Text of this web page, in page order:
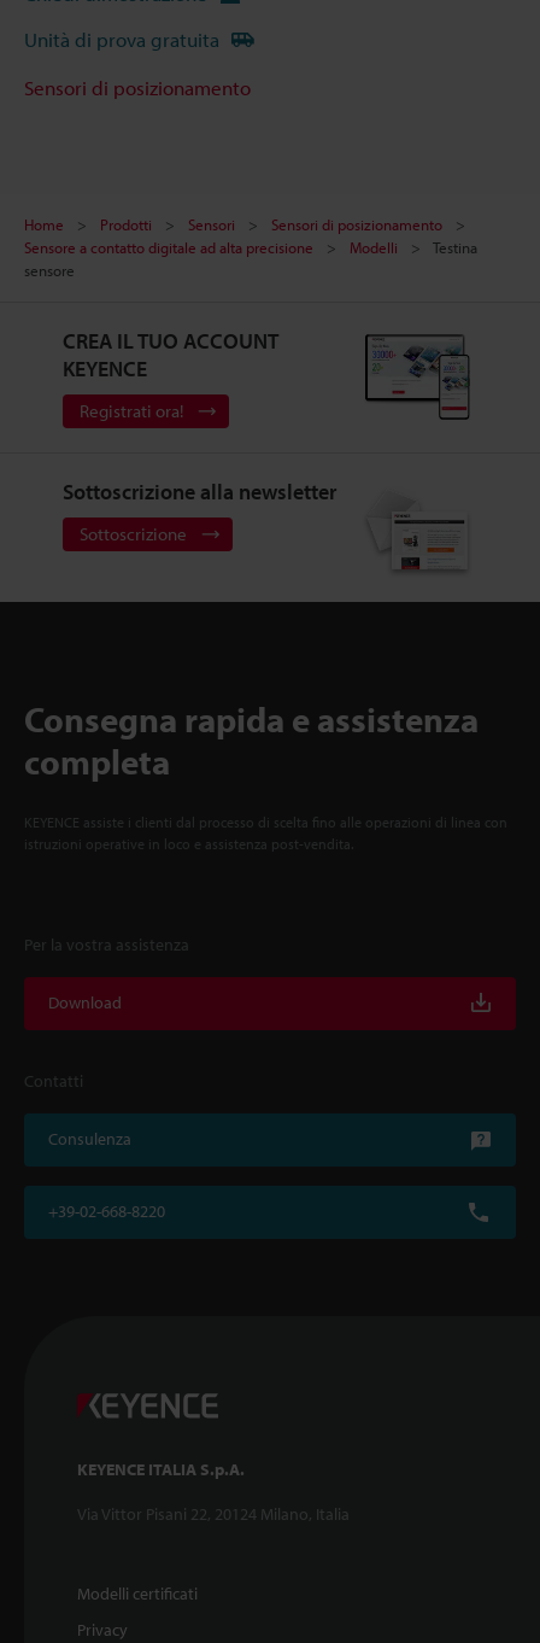
Unità di prova gratuita
Sensori di posizionamento
Home Prodotti Sensori
Sensori di posizionamento
Sensore a contatto digitale ad alta precisione
Modelli
Testina
sensore
CREA IL TUO ACCOUNT
KEYENCE
Registrati ora!
Sottoscrizione alla newsletter
Sottoscrizione
Consegna rapida e assistenza
completa
KEYENCE assiste i clienti dal processo di scelta fino alle operazioni di linea con
istruzioni operative in loco e assistenza post-vendita.
Per la vostra assistenza
Download
Contatti
Consulenza
+39-02-668-8220
KEYENCE ITALIA S.p.A.
Via Vittor Pisani 22, 20124 Milano, Italia
Modelli certificati
Privacy